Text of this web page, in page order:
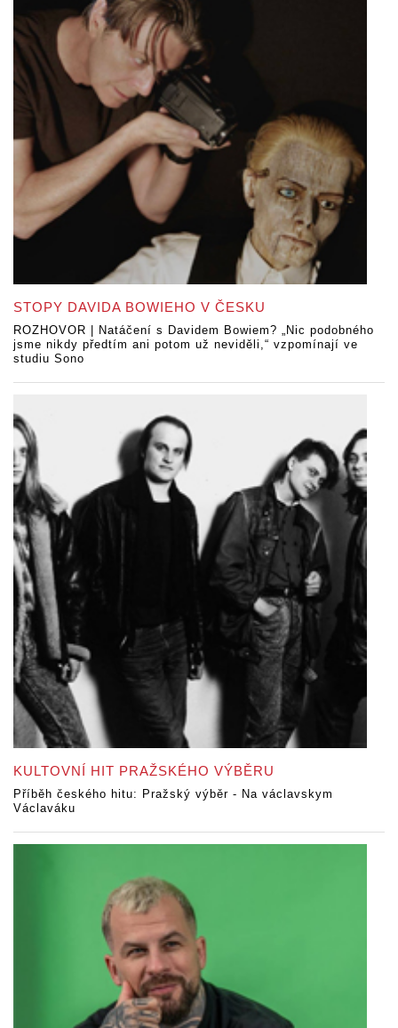
STOPY DAVIDA BOWIEHO V ČESKU
ROZHOVOR | Natáčení s Davidem Bowiem? „Nic podobného
jsme nikdy předtím ani potom už neviděli,“ vzpomínají ve
studiu Sono
KULTOVNÍ HIT PRAŽSKÉHO VÝBĚRU
Příběh českého hitu: Pražský výběr - Na václavskym
Václaváku